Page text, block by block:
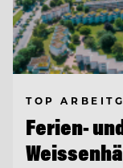
TOP
Ferien-